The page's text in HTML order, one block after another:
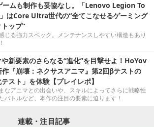
ームも制作も妥協なし。「Lenovo Legion To
はCore Ultra世代の“全てこなせるゲーミング
ップ”
じる強力スペック。メンテナンスしやすい構造もあり
新要素のさらなる“進化”を目撃せよ！HoYov
『崩壊：ネクサスアニマ』第2回βテストの
テスト」を体験【プレイレポ】
なアニマとの出会いや、スキルによってさらに戦略性
バトルなど、本作の注目の要素に迫ります！
連載・注目記事